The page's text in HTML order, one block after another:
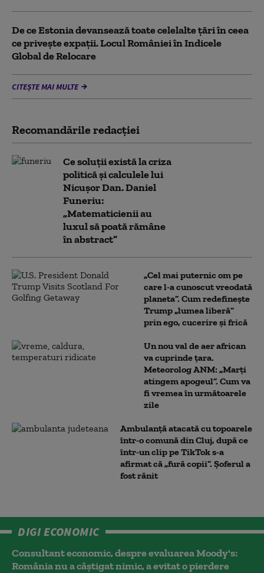
De ce Estonia devansează toate celelalte țări în ceea
ce privește expații. Locul României în Indicele
Global de Relocare
CITEȘTE MAI MULTE
Recomandările redacţiei
Ce soluții există la criza
politică și calculele lui
Nicușor Dan. Daniel
Funeriu:
„Matematicienii au
luxul să poată rămâne
în abstract”
„Cel mai puternic om pe
care l-a cunoscut vreodată
planeta”. Cum redefinește
Trump „lumea liberă”
prin ego, cucerire și frică
Un nou val de aer african
va cuprinde țara.
Meteorolog ANM: „Marți
atingem apogeul”. Cum va
fi vremea în următoarele
zile
Ambulanţă atacată cu topoarele
într-o comună din Cluj, după ce
într-un clip pe TikTok s-a
afirmat că „fură copii”. Șoferul a
fost rănit
DIGI ECONOMIC
Consultant economic, despre evaluarea Moody's:
România nu a câştigat nimic, a evitat o pierdere